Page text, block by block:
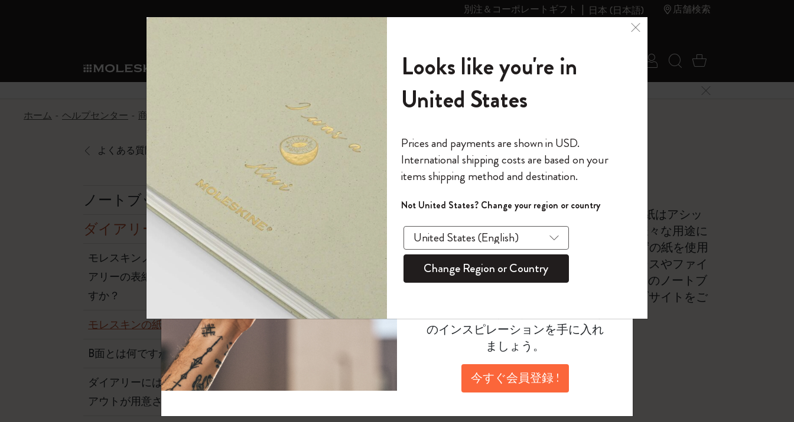
別注＆コーポレートギフト 日本 (日本語) 店舗検索
ショ
ノートブック
ノートブック
The Original Notebook
ミニノートブックチャーム
カイエ ＆ ジャーナル
セット
パッションジャーナル
スチューデントカイエジャーナル
ダイアリー
サブカテゴリ
ダイアリー
パーソナル・ダイアリー
12カ月ダイアリー
15ヶ月プランナー
ウィークリープランナー
デイリープランナー
マンスリープランナー
ライフプランナー・コレクション
モレスキンスマート
サブカテゴリ
すべて見る
スマートライティング・システム
モレスキンスマートスマートとは
アプリ・サービス
ライティングツール
サブカテゴリ
モレスキンスマート
Blackwing x モレスキン
Kaweco x モレスキン
ペン & ペンシル
限定版ノートブック
サブカテゴリ
Reframe サングラス
ムーミン コレクション
キム・ジョンギコレクション
「Alice's Adventures in Wonderland」コレ
『ロード・オブ・ザ・リング』コレク
カラーパターン ノートブック
サクラコレクション
馬年コレクション
芸術と文化
サブカテゴリ
キム・ジョンギコレクション
Impressions of Impressionism コレクショ
ン
カサ・バトリョ 限定版コレクション
ゴッホ美術館
すべて見る
バックパック
限定版バックパック
Shopper paper – made Collection
ギフト
アートを愛する方への贈り物
プロフェッショナルへの贈り物
ミニマリストへの贈り物
マキシマリストへの贈り物
健康を愛する方への贈り物です
趣味を愛する方へのギフト
ピン
サブカテゴリ
カントリー・テーマ・ピンズ・コレク
ション
パッチ
サブカテゴリ
プライドをいつも胸に
Mardi Mercredi × モレスキン
スマートライティング・シス
テム
サブカテゴリ
スマートライティング・システム
スマートノートブック
スマートダイアリー
モレスキンスマートスマート
アプリ・サービス
サブカテゴリ
Notes
モレスキン Journal
モレスキン Planner
パーソナライズサ
ービス
サブカテゴリ
カスタムダイアリー
カスタムノートブック
パッチ
和紙テープ
ミニノートブックチャーム
別注＆コーポレートギフト
リー
の世界
サブカテゴリ
モレスキンメンバーシップ
我々の歴史
モレスキンのマニフェスト
ペンと紙の力
持続可能な創造性
モレスキン Foundation
ール
ログイン
今すぐメンバー登録
ウェルカムオファー: 次回のご購入時に10% オフと送料無料
通常特典: パーソナライズの2冊ご購入で1冊無料
バースデー特典: 1回限りの割引（1ヶ月有効）
先行プレビュー: 新作コレクションへの先行アクセス
伝説的なお得情報: 会員限定の特別サプライズ
セールへの早期アクセス: お得な情報をいち早くチェック
モレスキン限定イベント: 優先アクセス
返品期間の延長: 1ヶ月間
アカウントを作成する
モレスキンの世界へようこそ
*メールアドレス
*パスワード
このデバイスで情報を保存する
ログイン
検索 (キーワード
カート 0 アイ
6,500円以上のご購入で送料無料
メニューを閉じる
ホーム
ヘルプセンター 商品 ダイアリー モレスキンの紙の特徴は？
よくある質問に戻る
モレスキンの紙の特徴は？
モレスキンはFSC®認証製品を製造・販売しており、環境保護の観点から紙はアシッ
ドフリー（塩素不使用）です。モレスキンには様々な重さの紙があり、様々な用途に
適しています。ほとんどのモレスキンノートブックとダイアリーは70g/m²の紙を使用
しています。モレスキンのアートコレクション（プロフェッショナルユースやファイ
ンアート用）には、70g/m²から200g/m²の紙が使われています。 お手持ちのノートブ
ックの用紙の種類については、ペーパーバンドまたはモレスキンのウェブサイトをご
覧ください。
ノートブック
ダイアリー
モレスキンノートブックとダイ
アリーの表紙は何でできていま
すか？
モレスキンの紙の特徴は？
B面とは何ですか?
ダイアリーにはどのようなレイ
アウトが用意されていますか?
モレスキンの世界へようこそ
今すぐ会員登録して、コード
「WELCOME10」を入力すると、初
回注文が10%オフ＋送料無料になり
ます。セール・アウトレット品は
適用外。
のインスピレーションを手に入れ
ましょう。
今すぐ会員登録 !
Looks like you're in
United States
Prices and payments are shown in USD.
International shipping costs are based on your
items shipping method and destination.
Not United States? Change your region or country
Change Region or Country